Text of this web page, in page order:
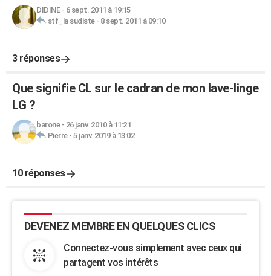
DIDINE- 6 sept. 2011 à 19:15
stf_la sudiste- 8 sept. 2011 à 09:10
3 réponses
Que signifie CL sur le cadran de mon lave-linge
LG ?
barone- 26 janv. 2010 à 11:21
Pierre- 5 janv. 2019 à 13:02
10 réponses
DEVENEZ MEMBRE EN QUELQUES CLICS
Connectez-vous simplement avec ceux qui
partagent vos intérêts